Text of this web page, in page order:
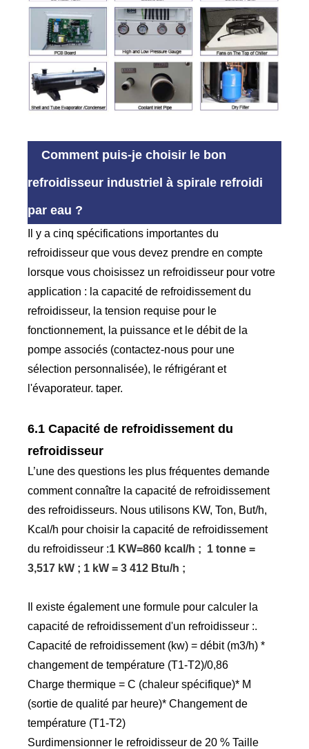
Comment puis-je choisir le bon
refroidisseur industriel à spirale refroidi
par eau ?
Il y a cinq spécifications importantes du
refroidisseur que vous devez prendre en compte
lorsque vous choisissez un refroidisseur pour votre
application : la capacité de refroidissement du
refroidisseur, la tension requise pour le
fonctionnement, la puissance et le débit de la
pompe associés (contactez-nous pour une
sélection personnalisée), le réfrigérant et
l'évaporateur. taper.
6.1 Capacité de refroidissement du
refroidisseur
L’une des questions les plus fréquentes demande
comment connaître la capacité de refroidissement
des refroidisseurs. Nous utilisons KW, Ton, But/h,
Kcal/h pour choisir la capacité de refroidissement
du refroidisseur :1 KW=860 kcal/h ; 1 tonne =
3,517 kW ; 1 kW = 3 412 Btu/h ;
Il existe également une formule pour calculer la
capacité de refroidissement d'un refroidisseur :.
Capacité de refroidissement (kw) = débit (m3/h) *
changement de température (T1-T2)/0,86
Charge thermique = C (chaleur spécifique)* M
(sortie de qualité par heure)* Changement de
température (T1-T2)
Surdimensionner le refroidisseur de 20 % Taille